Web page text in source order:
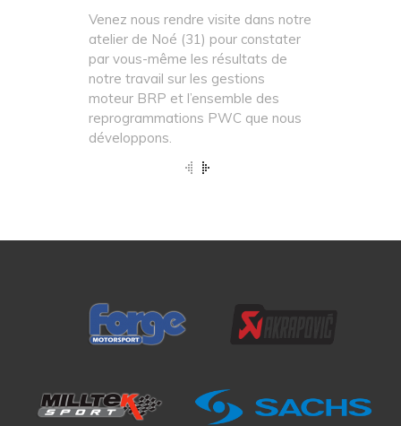
Venez nous rendre visite dans notre
atelier de Noé (31) pour constater
par vous-même les résultats de
notre travail sur les gestions
moteur BRP et l’ensemble des
reprogrammations PWC que nous
développons.